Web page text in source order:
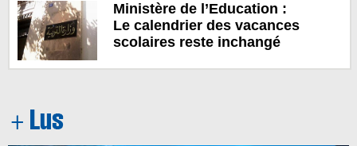
Ministère de l’Education :
Le calendrier des vacances
scolaires reste inchangé